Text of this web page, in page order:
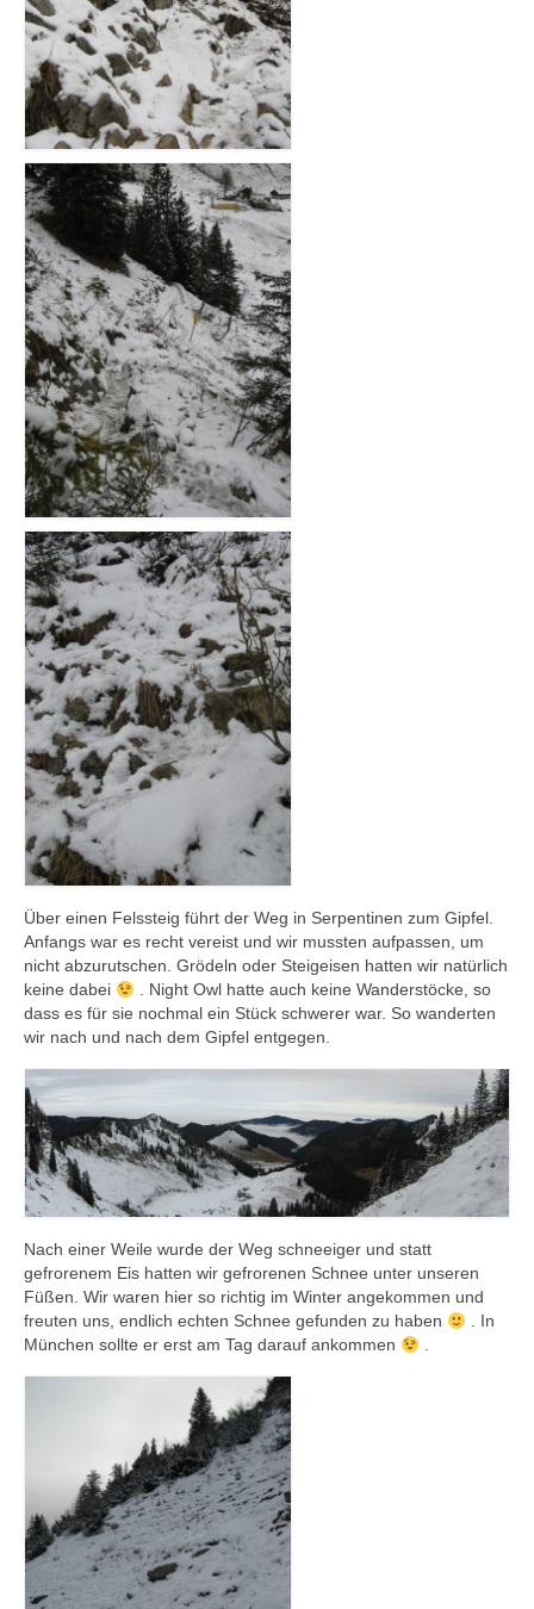
Über einen Felssteig führt der Weg in Serpentinen zum Gipfel.
Anfangs war es recht vereist und wir mussten aufpassen, um
nicht abzurutschen. Grödeln oder Steigeisen hatten wir natürlich
keine dabei
. Night Owl hatte auch keine Wanderstöcke, so
dass es für sie nochmal ein Stück schwerer war. So wanderten
wir nach und nach dem Gipfel entgegen.
Nach einer Weile wurde der Weg schneeiger und statt
gefrorenem Eis hatten wir gefrorenen Schnee unter unseren
Füßen. Wir waren hier so richtig im Winter angekommen und
freuten uns, endlich echten Schnee gefunden zu haben
. In
München sollte er erst am Tag darauf ankommen